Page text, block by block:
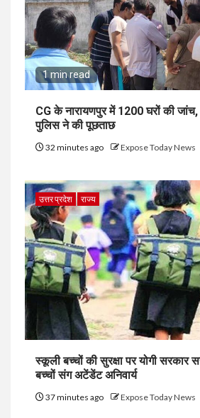
1 min read
CG के नारायणपुर में 1200 घरों की
पुलिस ने की पूछताछ
32 minutes ago Expose Today News
उत्तर प्रदेश राज्य
स्कूली बच्चों की सुरक्षा पर योगी
बच्चों संग अटेंडेंट अनिवार्य
37 minutes ago Expose Today News